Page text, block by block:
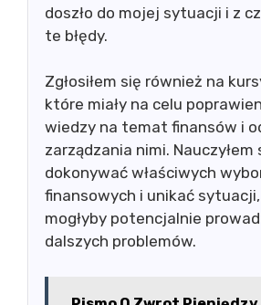
doszło do mojej sytuacji i z
te błędy.
Zgłosiłem się również na
które miały na celu
wiedzy na temat finansów i
zarządzania nimi. Nauczyłem
dokonywać właściwych
finansowych i unikać
mogłyby potencjalnie
dalszych problemów.